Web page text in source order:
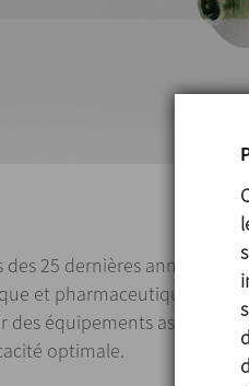
des 25 dernières années,
et pharmaceutique ont
des équipements assurant
optimale.